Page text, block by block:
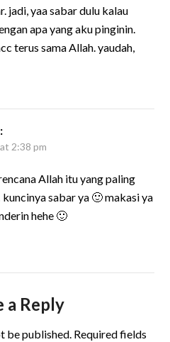
jadi, yaa sabar dulu kalau
apa yang aku pinginin.
terus sama Allah. yaudah,
2:38 pm
Allah itu yang paling
sabar ya 🙂 makasi ya
hehe 🙂
a Reply
be published. Required fields